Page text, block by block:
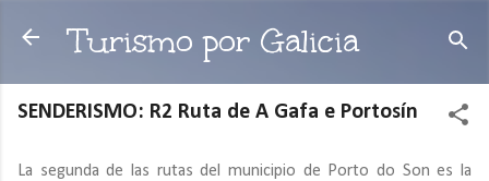
Ir al contenido principal
Turismo por Galicia
SENDERISMO: R2 Ruta de A Gafa e Portosín
La segunda de las rutas del municipio de Porto do Son es la